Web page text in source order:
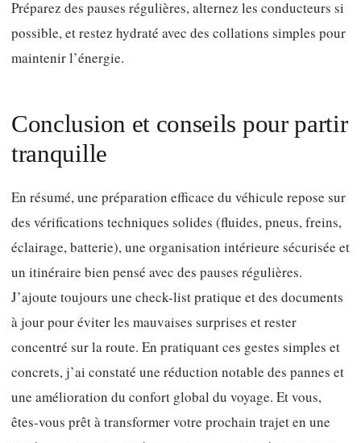
Préparez des pauses régulières, alternez les conducteurs si
possible, et restez hydraté avec des collations simples pour
maintenir l’énergie.
Conclusion et conseils pour partir
tranquille
En résumé, une préparation efficace du véhicule repose sur
des vérifications techniques solides (fluides, pneus, freins,
éclairage, batterie), une organisation intérieure sécurisée et
un itinéraire bien pensé avec des pauses régulières.
J’ajoute toujours une check-list pratique et des documents
à jour pour éviter les mauvaises surprises et rester
concentré sur la route. En pratiquant ces gestes simples et
concrets, j’ai constaté une réduction notable des pannes et
une amélioration du confort global du voyage. Et vous,
êtes-vous prêt à transformer votre prochain trajet en une